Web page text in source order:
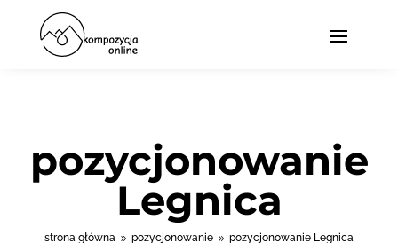
pozycjonowanie
Legnica
strona główna 9 pozycjonowanie 9 pozycjonowanie Legnica